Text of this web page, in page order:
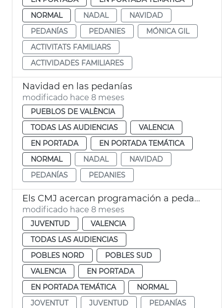
NORMAL
NADAL
NAVIDAD
PEDANÍAS
PEDANIES
MÓNICA GIL
ACTIVITATS FAMILIARS
ACTIVIDADES FAMILIARES
Navidad en las pedanías
modificado hace 8 meses
PUEBLOS DE VALÈNCIA
TODAS LAS AUDIENCIAS
VALENCIA
EN PORTADA
EN PORTADA TEMÁTICA
NORMAL
NADAL
NAVIDAD
PEDANÍAS
PEDANIES
Els CMJ acercan programación a pedanias
modificado hace 8 meses
JUVENTUD
VALENCIA
TODAS LAS AUDIENCIAS
POBLES NORD
POBLES SUD
VALENCIA
EN PORTADA
EN PORTADA TEMÁTICA
NORMAL
JOVENTUT
JUVENTUD
PEDANÍAS